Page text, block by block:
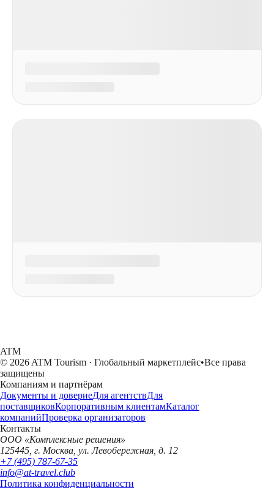
ATM
© 2026 ATM Tourism · Глобальный маркетплейс•Все права
защищены
Компаниям и партнёрам
Документы и довериеДля агентствДля
поставщиковКорпоративным клиентамКаталог
компанийПроверка организаторов
Контакты
ООО «Комплексные решения»
125445, г. Москва, ул. Левобережная, д. 12
+7 (495) 787-67-35
info@at-travel.club
Политика конфиденциальности